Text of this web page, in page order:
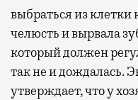
выбраться из клетки
челюсть и вырвала
который должен
так не и дождалась.
утверждает, что у